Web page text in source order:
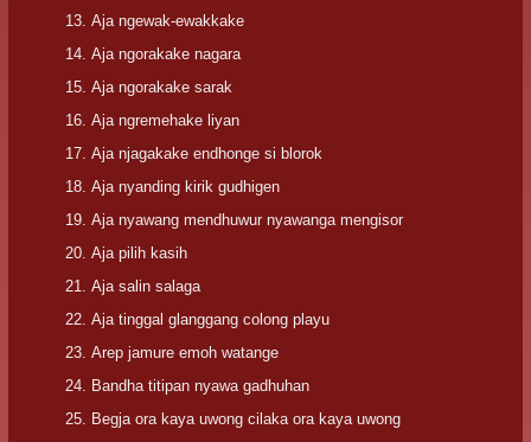
Aja ngewak-ewakkake
Aja ngorakake nagara
Aja ngorakake sarak
Aja ngremehake liyan
Aja njagakake endhonge si blorok
Aja nyanding kirik gudhigen
Aja nyawang mendhuwur nyawanga mengisor
Aja pilih kasih
Aja salin salaga
Aja tinggal glanggang colong playu
Arep jamure emoh watange
Bandha titipan nyawa gadhuhan
Begja ora kaya uwong cilaka ora kaya uwong